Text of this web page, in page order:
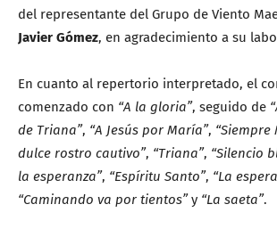
del representante del Grupo de Viento
Javier Gómez, en agradecimiento a su
En cuanto al repertorio interpretado, el
comenzado con “A la gloria”, seguido de
de Triana”, “A Jesús por María”, “Siempre
dulce rostro cautivo”, “Triana”, “Silencio
la esperanza”, “Espíritu Santo”, “La
“Caminando va por tientos”y “La saeta”.